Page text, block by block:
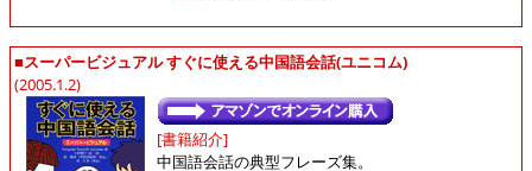
■スーパービジュアル すぐに使える中国語会話(ユニコム)
(2005.1.2)
[書籍紹介]
中国語会話の典型フレーズ集。